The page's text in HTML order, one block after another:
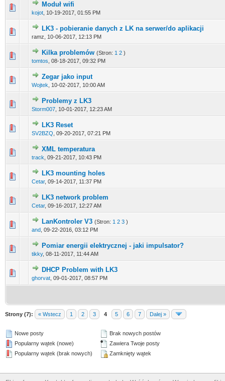
Moduł wifi
kojot 10-19-2017, 01:55 PM
0 głosów - średnia ocena: 0 na 5 gwiazdek
LK3 - pobieranie danych z LK na serwer/do aplikacji
ramz, 10-06-2017, 12:13 PM
0 głosów - średnia ocena: 0 na 5 gwiazdek
1234 5
Kilka problemów (Stron: 1 2 )
tomtos 08-18-2017, 09:32 PM
0 głosów - średnia ocena: 0 na 5 gwiazdek
1 2345
Zegar jako input
Wojtek 10-02-2017, 10:00 AM
0 głosów - średnia ocena: 0 na 5 gwiazdek
Problemy z LK3
Storm007 10-01-2017, 12:23 AM
0 głosów - średnia ocena: 0 na 5 gwiazdek
LK3 Reset
SV2BZQ 09-20-2017, 07:21 PM
0 głosów - średnia ocena: 0 na 5 gwiazdek
XML temperatura
track 09-21-2017, 10:43 PM
0 głosów - średnia ocena: 0 na 5 gwiazdek
LK3 mounting holes
Cetar, 09-14-2017, 11:37 PM
0 głosów - średnia ocena: 0 na 5 gwiazdek
LK3 network problem
Cetar, 09-16-2017, 12:27 AM
0 głosów - średnia ocena: 0 na 5 gwiazdek
LanKontroler V3 (Stron: 1 2 3 )
and 09-22-2016, 03:12 PM
0 głosów - średnia ocena: 0 na 5 gwiazdek
1 2 3 4 5
Pomiar energii elektrycznej - jaki impulsator?
tikky, 08-11-2017, 11:44 AM
0 głosów - średnia ocena: 0 na 5 gwiazdek
12345
DHCP Problem with LK3
ghorvat 09-01-2017, 08:57 PM
0 głosów - średnia ocena: 0 na 5 gwiazdek
123
Strony (7): « Wstecz 1 2 3 4 5 6 7 Dalej »
Nowe posty
Popularny wątek (nowe)
Popularny wątek (brak nowych)
Brak nowych postów
Zawiera Twoje posty
Zamknięty wątek